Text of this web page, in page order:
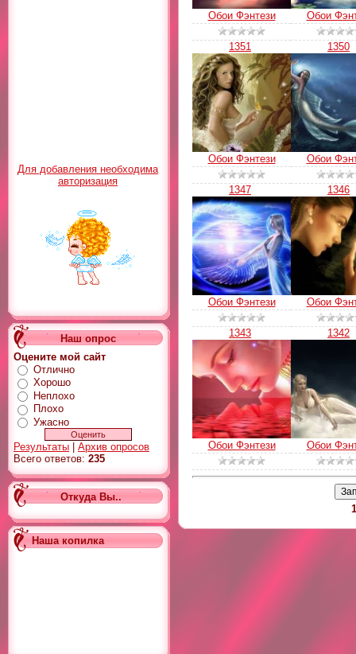
Для добавления необходима
авторизация
Наш опрос
Оцените мой сайт
Отлично
Хорошо
Неплохо
Плохо
Ужасно
Результаты
Архив опросов
Всего ответов: 235
Откуда Вы..
Наша копилка
Обои Фэнтези Обои
1351
Обои Фэнтези
1350
Обои
1347
Обои Фэнтези
1346
Обои
1343
Обои Фэнтези
1342
Обои